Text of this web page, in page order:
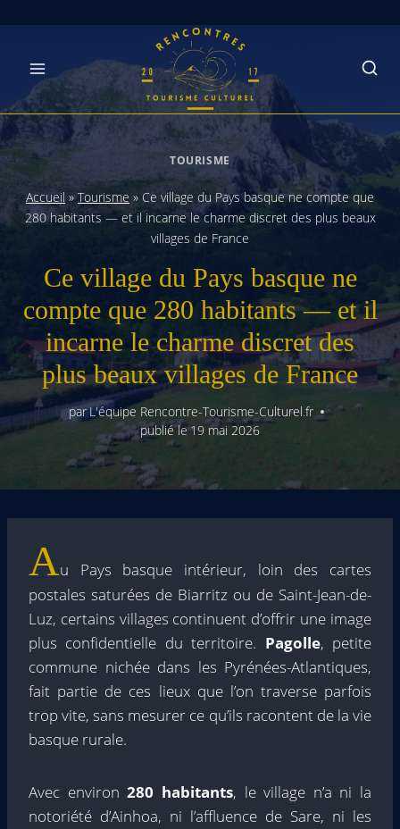
content
TOURISME
Accueil »Tourisme » Ce village du Pays basque ne compte que
280 habitants — et il incarne le charme discret des plus beaux
villages de France
Ce village du Pays basque ne
compte que 280 habitants — et il
incarne le charme discret des
plus beaux villages de France
parL'équipe Rencontre-Tourisme-Culturel.fr
publié le19 mai 2026
Au Pays basque intérieur, loin des cartes
postales saturées de Biarritz ou de Saint-Jean-de-
Luz, certains villages continuent d’offrir une image
plus confidentielle du territoire. Pagolle, petite
commune nichée dans les Pyrénées-Atlantiques,
fait partie de ces lieux que l’on traverse parfois
trop vite, sans mesurer ce qu’ils racontent de la vie
basque rurale.
Avec environ280 habitants, le village n’a ni la
notoriété d’Ainhoa, ni l’affluence de Sare, ni les